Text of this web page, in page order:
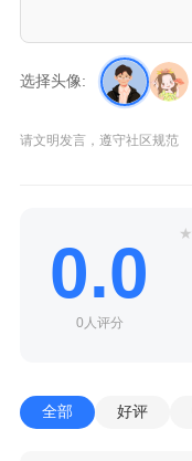
选择头像:
请文明发言，遵守社区规范
0.0
0人评分
★
全部 好评